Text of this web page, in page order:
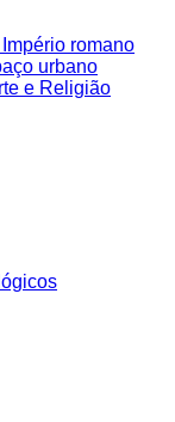
romano
urbano
e Religião